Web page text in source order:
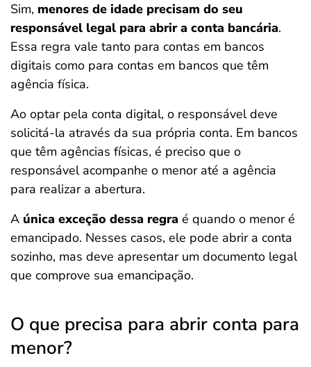
Sim, menores de idade precisam do seu
responsável legal para abrir a conta bancária.
Essa regra vale tanto para contas em bancos
digitais como para contas em bancos que têm
agência física.
Ao optar pela conta digital, o responsável deve
solicitá-la através da sua própria conta. Em bancos
que têm agências físicas, é preciso que o
responsável acompanhe o menor até a agência
para realizar a abertura.
A única exceção dessa regra é quando o menor é
emancipado. Nesses casos, ele pode abrir a conta
sozinho, mas deve apresentar um documento legal
que comprove sua emancipação.
O que precisa para abrir conta para
menor?